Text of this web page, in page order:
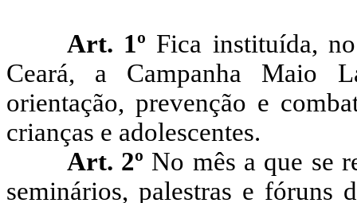
Art. 1º Fica instituída,
Ceará, a Campanha Maio
orientação, prevenção e
crianças e adolescentes.
Art. 2º No mês a que se
seminários, palestras e fóruns